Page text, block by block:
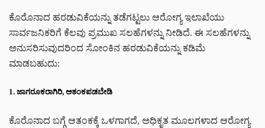
ಕೊರೊನಾದ ಹರಡುವಿಕೆಯನ್ನು ತಡೆಗಟ್ಟಲು ಆರೋಗ್ಯ ಇಲಾಖೆಯು
ಸಾರ್ವಜನಿಕರಿಗೆ ಕೆಲವು ಪ್ರಮುಖ ಸಲಹೆಗಳನ್ನು ನೀಡಿದೆ. ಈ ಸಲಹೆಗಳನ್ನು
ಅನುಸರಿಸುವುದರಿಂದ ಸೋಂಕಿನ ಹರಡುವಿಕೆಯನ್ನು ಕಡಿಮೆ
ಮಾಡಬಹುದು:
1. ಜಾಗರೂಕರಾಗಿರಿ, ಆತಂಕಪಡಬೇಡಿ
ಕೊರೊನಾದ ಬಗ್ಗೆ ಆತಂಕಕ್ಕೆ ಒಳಗಾಗದೆ, ಅಧಿಕೃತ ಮೂಲಗಳಾದ ಆರೋಗ್ಯ